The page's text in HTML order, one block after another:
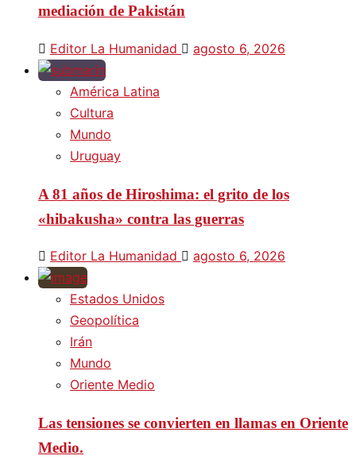
mediación de Pakistán
Editor La Humanidad agosto 6, 2026
América Latina
Cultura
Mundo
Uruguay
A 81 años de Hiroshima: el grito de los
«hibakusha» contra las guerras
Editor La Humanidad agosto 6, 2026
Estados Unidos
Geopolítica
Irán
Mundo
Oriente Medio
Las tensiones se convierten en llamas en Oriente
Medio.